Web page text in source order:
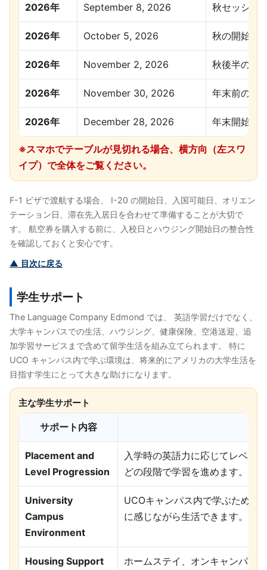
2026年 September 8, 2026 秋セッショ
2026年 October 5, 2026 秋の開始日
2026年 November 2, 2026 秋後半の開
2026年 November 30, 2026 年末前の開
2026年 December 28, 2026 年末開始セ
※スマホでテーブルが見切れる場合、横方向（左スワ
イプ）で全体をご覧ください。
F-1 ビザで渡航する場合、 I-20 の開始日、入国可能日、オリエン
テーション日、滞在先入居日を合わせて準備することが大切で
す。 航空券を購入する前に、入校日とハウジング開始日の整合性
を確認しておくと安心です。
▲ 目次に戻る
学生サポート
The Language Company Edmond では、 英語学習だけでなく、
大学キャンパスでの生活、ハウジング、健康保険、空港送迎、追
加学習サービスまで含めて留学生活を組み立てられます。 特に
UCO キャンパス内で学ぶ環境は、将来的にアメリカの大学生活を
目指す学生にとって大きな助けになります。
主な学生サポート
サポート内容
Placement and
Level Progression
入学時の英語力に応じてレベル
どの段階で学習を進めます。
University
Campus
Environment
UCOキャンパス内で学ぶため、
に感じながら生活できます。
Housing Support
ホームステイ、オンキャンパス